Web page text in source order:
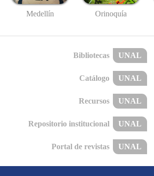
Medellín Orinoquía
Bibliotecas UNAL
Catálogo UNAL
Recursos UNAL
Repositorio institucional UNAL
Portal de revistas UNAL